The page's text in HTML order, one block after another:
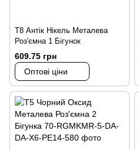
Т8 Антік Нікель Металева
Роз'ємна 1 Бігунок
609.75 грн
Оптові ціни